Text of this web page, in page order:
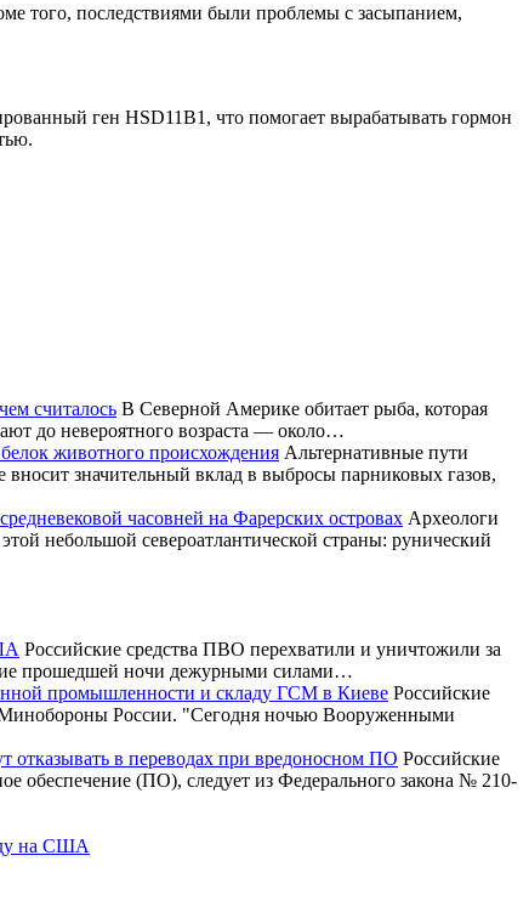
того, последствиями были проблемы с засыпанием,
ген HSD11B1, что помогает вырабатывать гормон
считалось В Северной Америке обитает рыба, которая
до невероятного возраста — около…
животного происхождения Альтернативные пути
значительный вклад в выбросы парниковых газов,
часовней на Фарерских островах Археологи
небольшой североатлантической страны: рунический
Российские средства ПВО перехватили и уничтожили за
прошедшей ночи дежурными силами…
промышленности и складу ГСМ в Киеве Российские
России. "Сегодня ночью Вооруженными
отказывать в переводах при вредоносном ПО Российские
обеспечение (ПО), следует из Федерального закона № 210-
на США